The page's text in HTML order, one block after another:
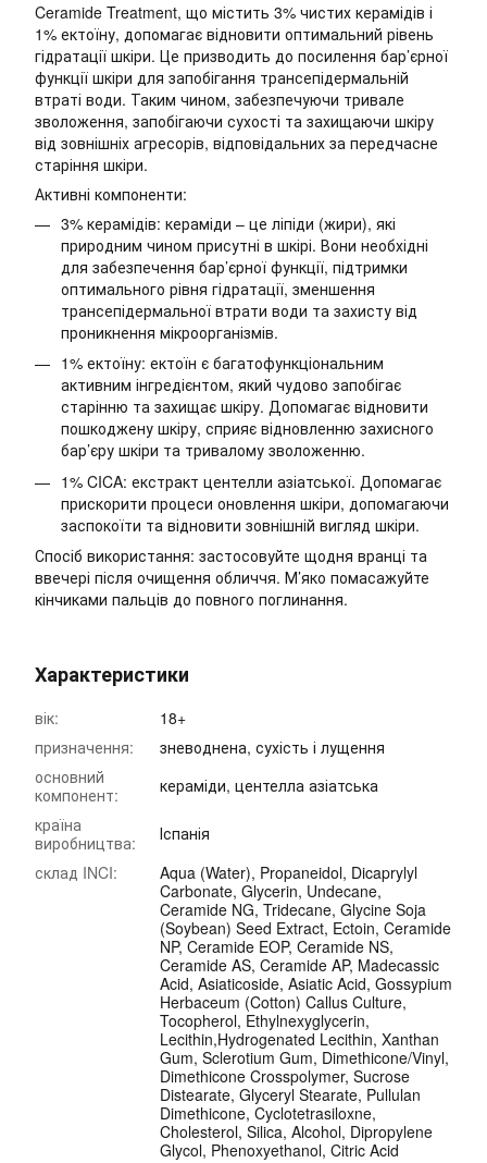
Ceramide Treatment, що містить 3% чистих керамідів і
1% ектоїну, допомагає відновити оптимальний рівень
гідратації шкіри. Це призводить до посилення бар’єрної
функції шкіри для запобігання трансепідермальній
втраті води. Таким чином, забезпечуючи тривале
зволоження, запобігаючи сухості та захищаючи шкіру
від зовнішніх агресорів, відповідальних за передчасне
старіння шкіри.
Активні компоненти:
3% керамідів: кераміди – це ліпіди (жири), які
природним чином присутні в шкірі. Вони необхідні
для забезпечення бар’єрної функції, підтримки
оптимального рівня гідратації, зменшення
трансепідермальної втрати води та захисту від
проникнення мікроорганізмів.
1% ектоїну: ектоїн є багатофункціональним
активним інгредієнтом, який чудово запобігає
старінню та захищає шкіру. Допомагає відновити
пошкоджену шкіру, сприяє відновленню захисного
бар’єру шкіри та тривалому зволоженню.
1% CICA: екстракт центелли азіатської. Допомагає
прискорити процеси оновлення шкіри, допомагаючи
заспокоїти та відновити зовнішній вигляд шкіри.
Спосіб використання: застосовуйте щодня вранці та
ввечері після очищення обличчя. М’яко помасажуйте
кінчиками пальців до повного поглинання.
Характеристики
вік:
18+
призначення:
зневоднена, сухість і лущення
основний
компонент:
кераміди, центелла азіатська
країна
виробництва:
Іспанія
склад INCI:
Aqua (Water), Propaneidol, Dicaprylyl
Carbonate, Glycerin, Undecane,
Ceramide NG, Tridecane, Glycine Soja
(Soybean) Seed Extract, Ectoin, Ceramide
NP, Ceramide EOP, Ceramide NS,
Ceramide AS, Ceramide AP, Madecassic
Acid, Asiaticoside, Asiatic Acid, Gossypium
Herbaceum (Cotton) Callus Culture,
Tocopherol, Ethylnexyglycerin,
Lecithin,Hydrogenated Lecithin, Xanthan
Gum, Sclerotium Gum, Dimethicone/Vinyl,
Dimethicone Crosspolymer, Sucrose
Distearate, Glyceryl Stearate, Pullulan
Dimethicone, Cyclotetrasiloxne,
Cholesterol, Silica, Alcohol, Dipropylene
Glycol, Phenoxyethanol, Citric Acid